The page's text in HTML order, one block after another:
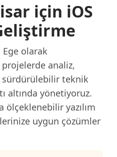
için iOS
Ege olarak
analiz,
sürdürülebilir teknik
altında yönetiyoruz.
ölçeklenebilir yazılım
uygun çözümler